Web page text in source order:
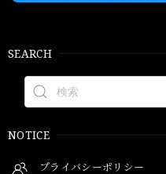
SEARCH
NOTICE
プライバシーポリシー